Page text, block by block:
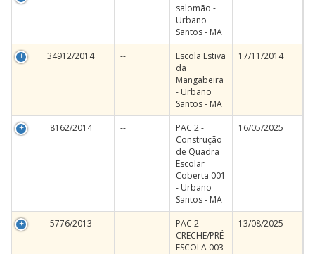
salomão -
Urbano
Santos - MA
34912/2014 --
Escola Estiva
da
Mangabeira
- Urbano
Santos - MA
17/11/2014
8162/2014 --
PAC 2 -
Construção
de Quadra
Escolar
Coberta 001
- Urbano
Santos - MA
16/05/2025
5776/2013 --
PAC 2 -
CRECHE/PRÉ-
ESCOLA 003
13/08/2025